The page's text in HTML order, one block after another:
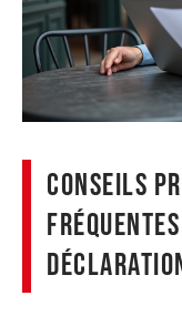
Conseils